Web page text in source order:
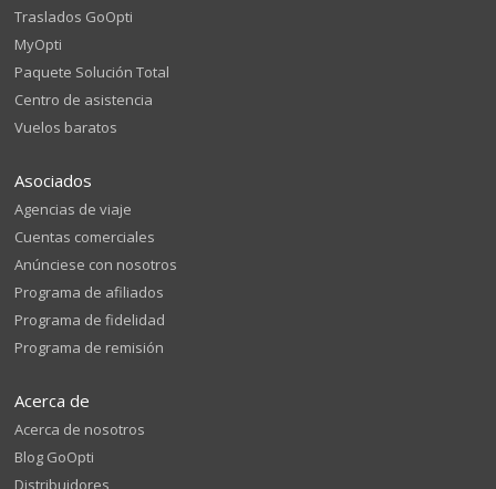
Traslados GoOpti
MyOpti
Paquete Solución Total
Centro de asistencia
Vuelos baratos
Asociados
Agencias de viaje
Cuentas comerciales
Anúnciese con nosotros
Programa de afiliados
Programa de fidelidad
Programa de remisión
Acerca de
Acerca de nosotros
Blog GoOpti
Distribuidores